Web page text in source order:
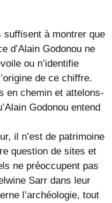
suffisent à montrer que
d’Alain Godonou ne
ou n’identifie
de ce chiffre.
en chemin et attelons-
Godonou entend
il n’est de patrimoine
question de sites et
ne préoccupent pas
Sarr dans leur
l’archéologie, tout